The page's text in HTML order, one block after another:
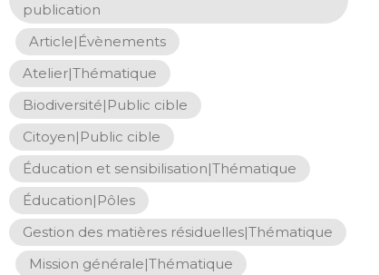
publication
Article|Évènements
Atelier|Thématique
Biodiversité|Public cible
Citoyen|Public cible
Éducation et sensibilisation|Thématique
Éducation|Pôles
Gestion des matières résiduelles|Thématique
Mission générale|Thématique